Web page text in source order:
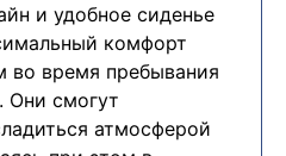
и удобное сиденье
комфорт
во время пребывания
Они смогут
атмосферой